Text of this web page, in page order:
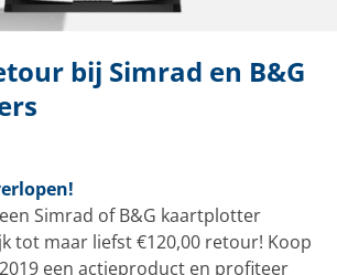
bij Simrad en B&G
Simrad of B&G kaartplotter
tot maar liefst €120,00 retour! Koop
een actieproduct en profiteer